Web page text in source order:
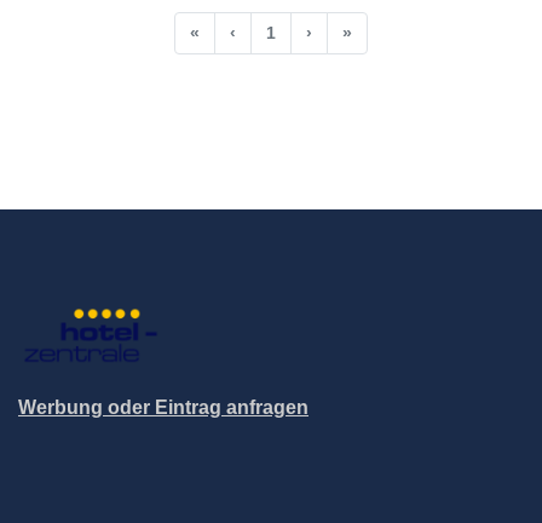
« ‹ 1 › »
Werbung oder Eintrag anfragen